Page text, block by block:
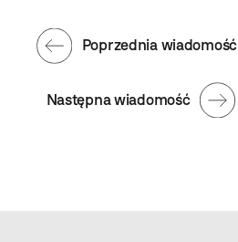
Następna wiadomość
Poprzednia wiadomość